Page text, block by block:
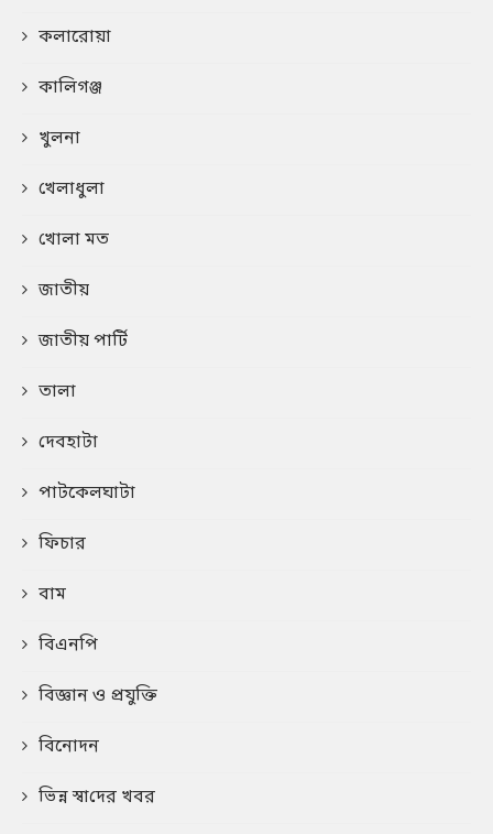
কলারোয়া
কালিগঞ্জ
খুলনা
খেলাধুলা
খোলা মত
জাতীয়
জাতীয় পার্টি
তালা
দেবহাটা
পাটকেলঘাটা
ফিচার
বাম
বিএনপি
বিজ্ঞান ও প্রযুক্তি
বিনোদন
ভিন্ন স্বা‌দের খবর